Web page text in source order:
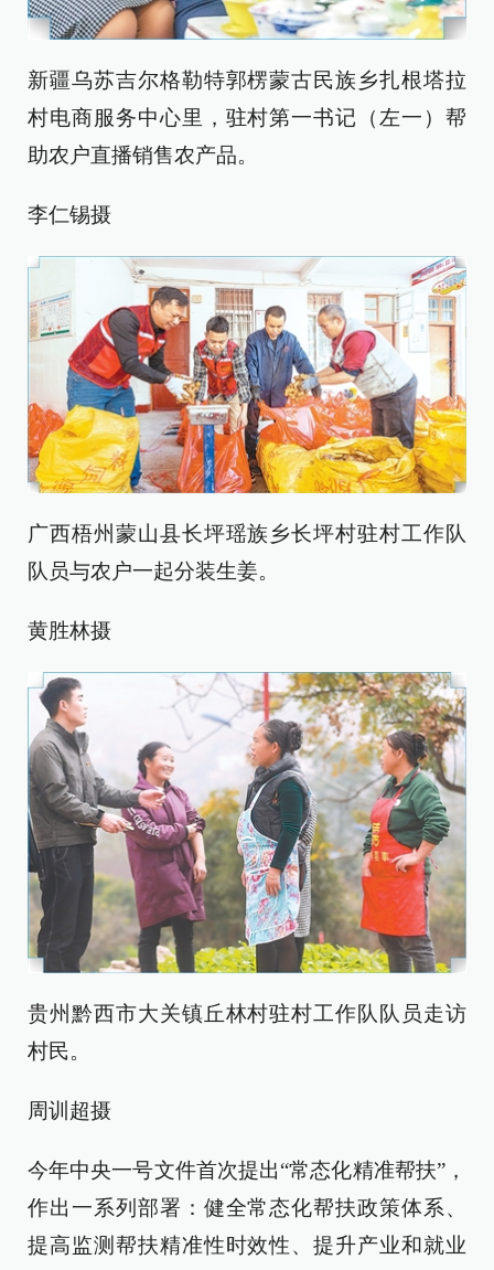
新疆乌苏吉尔格勒特郭楞蒙古民族乡扎根塔拉
村电商服务中心里，驻村第一书记（左一）帮
助农户直播销售农产品。
李仁锡摄
广西梧州蒙山县长坪瑶族乡长坪村驻村工作队
队员与农户一起分装生姜。
黄胜林摄
贵州黔西市大关镇丘林村驻村工作队队员走访
村民。
周训超摄
今年中央一号文件首次提出“常态化精准帮扶”，
作出一系列部署：健全常态化帮扶政策体系、
提高监测帮扶精准性时效性、提升产业和就业